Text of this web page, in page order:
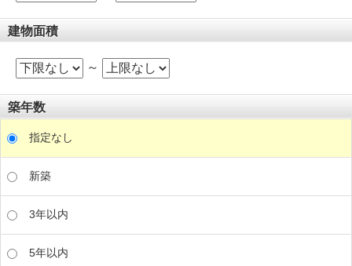
建物面積
～
築年数
指定なし
新築
3年以内
5年以内